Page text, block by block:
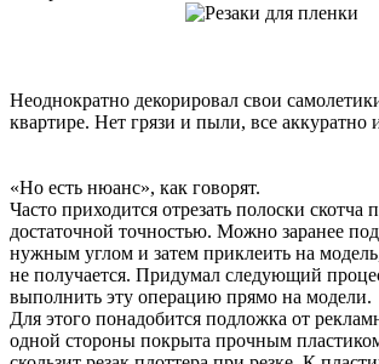
Неоднократно декорировал свои
квартире. Нет грязи и пыли, все аккуратно
«Но есть нюанс», как говорят.
Часто приходится отрезать полоски скотча
достаточной точностью. Можно заранее
нужным углом и затем приклеить на
не получается. Придумал следующий
выполнить эту операцию прямо на модели.
Для этого понадобится подложка от
одной стороны покрыта прочным